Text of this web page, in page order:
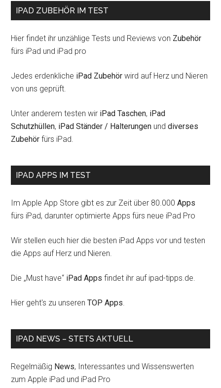
IPAD ZUBEHÖR IM TEST
Hier findet ihr unzählige Tests und Reviews von Zubehör
fürs iPad und iPad pro
Jedes erdenkliche iPad Zubehör wird auf Herz und Nieren
von uns geprüft.
Unter anderem testen wir iPad Taschen, iPad
Schutzhüllen, iPad Ständer / Halterungen unddiverses
Zubehör fürs iPad.
IPAD APPS IM TEST
Im Apple App Store gibt es zur Zeit über 80.000Apps
fürs iPad, darunter optimierte Apps fürs neue iPad Pro
Wir stellen euch hier die besten iPad Apps vor und testen
die Apps auf Herz und Nieren.
Die „Must have“ iPad Apps findet ihr auf ipad-tipps.de.
Hier geht's zu unserenTOP Apps.
IPAD NEWS – STETS AKTUELL
Regelmäßig News, Interessantes und Wissenswerten
zum Apple iPad und iPad Pro